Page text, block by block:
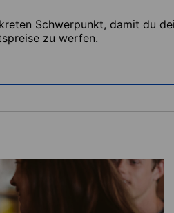
Schwerpunkt, damit du
zu werfen.